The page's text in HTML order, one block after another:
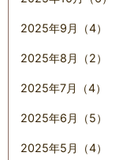
2025年9月（4）
2025年8月（2）
2025年7月（4）
2025年6月（5）
2025年5月（4）